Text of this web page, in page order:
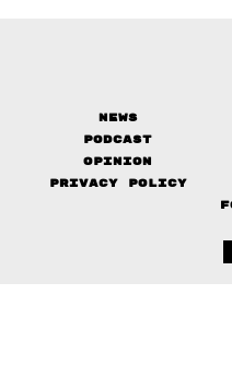
News
Podcast
Opinion
Privacy Policy